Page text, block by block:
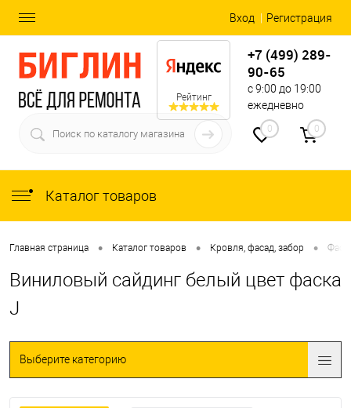
Вход Регистрация
Рейтинг
+7 (499) 289-
90-65
с 9:00 до 19:00
ежедневно
0 0
Каталог товаров
Главная страница • Каталог товаров • Кровля, фасад, забор •
Виниловый сайдинг белый цвет фаска
J
Выберите категорию